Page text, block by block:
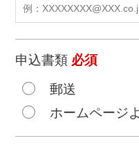
申込書類 必須
郵送
ホームページ